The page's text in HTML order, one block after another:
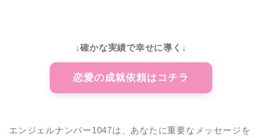
↓確かな実績で幸せに導く↓
恋愛の成就依頼はコチラ
エンジェルナンバー1047は、あなたに重要なメッセージを